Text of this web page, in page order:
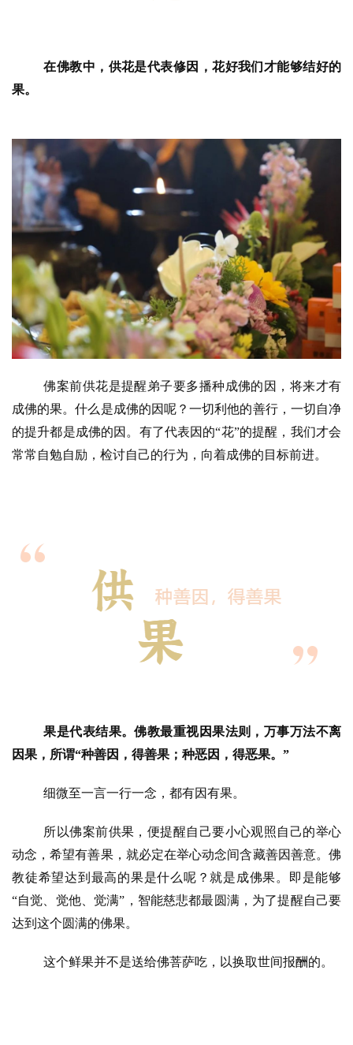
在佛教中，供花是代表修因，花好我们才能够结好的
果。
佛案前供花是提醒弟子要多播种成佛的因，将来才有
成佛的果。什么是成佛的因呢？一切利他的善行，一切自净
的提升都是成佛的因。有了代表因的“花”的提醒，我们才会
常常自勉自励，检讨自己的行为，向着成佛的目标前进。
果是代表结果。佛教最重视因果法则，万事万法不离
因果，所谓“种善因，得善果；种恶因，得恶果。”
细微至一言一行一念，都有因有果。
所以佛案前供果，便提醒自己要小心观照自己的举心
动念，希望有善果，就必定在举心动念间含藏善因善意。佛
教徒希望达到最高的果是什么呢？就是成佛果。即是能够
“自觉、觉他、觉满” ，智能慈悲都最圆满，为了提醒自己要
达到这个圆满的佛果。
这个鲜果并不是送给佛菩萨吃，以换取世间报酬的。